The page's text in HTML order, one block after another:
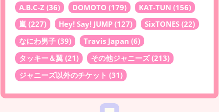
A.B.C-Z (36) DOMOTO (179) KAT-TUN (156)
嵐 (227) Hey! Say! JUMP (127) SixTONES (22)
なにわ男子 (39) Travis Japan (6)
タッキー＆翼 (21) その他ジャニーズ(213)
ジャニーズ以外のチケット (31)